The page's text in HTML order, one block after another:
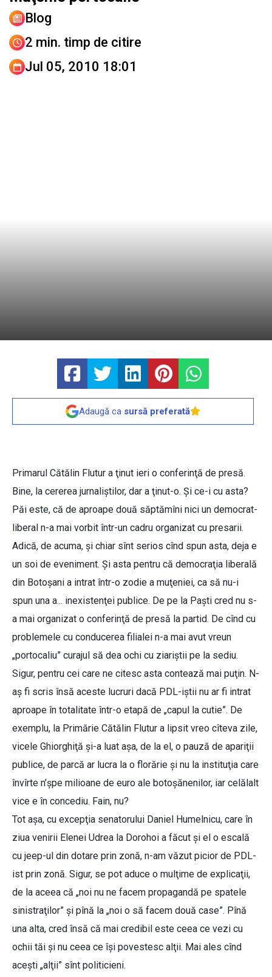
Blog
2 min. timp de citire
Jul 05, 2010 18:01
Adaugă ca sursă preferată
Primarul Cătălin Flutur a ţinut ieri o conferinţă de presă.
Bine, la cererea jurnaliştilor, dar a ţinut-o. Şi ce-i cu asta?
Păi este, că de aproape două săptămîni nici un democrat-
liberal n-a mai vorbit într-un cadru organizat cu presarii.
Adică, de acuma, şi chiar sînt serios cînd spun asta, deja e
un soi de eveniment. Şi asta pentru că democraţia liberală
din Botoşani a intrat într-o zodie a muţeniei, ca să nu-i
spun una a... inexistenţei publice. De pe la Paşti cred nu s-
a mai organizat o conferinţă de presă la partid. De cînd cu
problemele cu conducerea filialei n-a mai avut vreun
„portocaliu” curajul să dea ochi cu ziariştii pe la sediu.
Sigur, pentru cei care ne citesc asta contează mai puţin. N-
aş fi scris însă aceste lucruri dacă PDL-iştii nu ar fi intrat
aproape în totalitate într-o etapă de „capul la cutie”. De
exemplu, la Primărie Cătălin Flutur a lipsit vreo cîteva zile,
vicele Ghiorghiţă şi-a luat aşa, de la el, o pauză de apariţii
publice, de parcă ar lucra la o florărie şi nu la instituţia care
învîrte n’şpe milioane de euro ale botoşănenilor, iar celălalt
vice e în concediu. Fain, nu?
Tot aşa, cu excepţia senatorului Daniel Humelnicu, care în
ziua venirii Elenei Udrea la Dorohoi a făcut şi el o escală
cu jeep-ul din dotare prin zonă, n-am văzut picior de PDL-
ist prin zonă. Sigur, se pot aduce o mulţime de explicaţii,
de la aceea că „noi nu ne facem propagandă pe spatele
sinistraţilor” şi pînă la „noi o să facem două case”. Pînă
una alta, cred însă că mai credibil este ceea ce vezi cu
ochii tăi şi nu ceea ce îşi povestesc alţii. Mai ales cînd
aceşti „alţii” sînt politicieni.